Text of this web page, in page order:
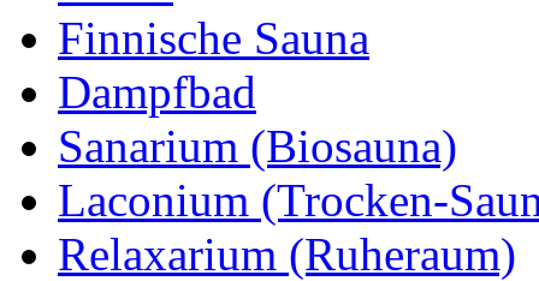
Finnische Sauna
Dampfbad
Sanarium (Biosauna)
Laconium (Trocken-
Relaxarium (Ruheraum)